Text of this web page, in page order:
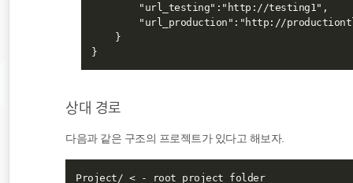
        "url_testing":"http://testing1",
"url_production":"http://
    }
상대 경로
다음과 같은 구조의 프로젝트가 있다고 해보자.
Project/ < - root project folder